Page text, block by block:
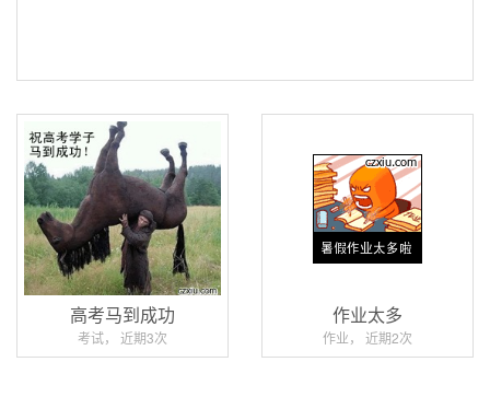
高考马到成功
考试， 近期3次
作业太多
作业， 近期2次